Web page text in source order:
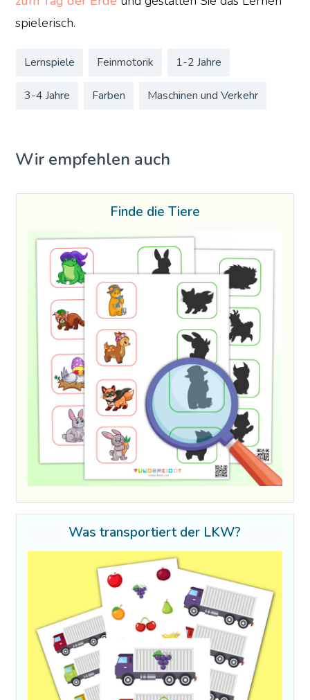
spielerisch.
Lernspiele Feinmotorik 1-2 Jahre
3-4 Jahre Farben Maschinen und Verkehr
Wir empfehlen auch
Finde die Tiere
Was transportiert der LKW?